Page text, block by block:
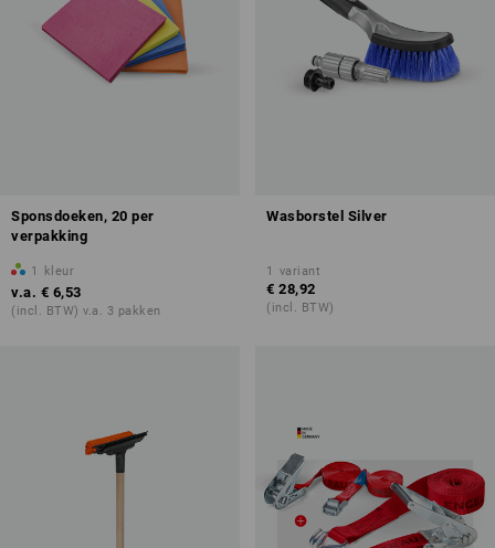
Sponsdoeken, 20 per
verpakking
1 kleur
v.a. € 6,53
(incl. BTW) v.a. 3 pakken
Wasborstel Silver
1 variant
€ 28,92
(incl. BTW)